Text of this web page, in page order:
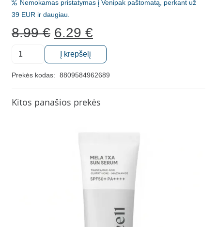
Nemokamas pristatymas į Venipak paštomatą, perkant už
39 EUR ir daugiau.
8.99€ Original
price
was:
8.99 €.
6.29 €
price
is:
6.29 €.
produkto
Naktinė
kaukė
Į krepšelį
Prekės kodas: 8809584962689
Kitos panašios prekės